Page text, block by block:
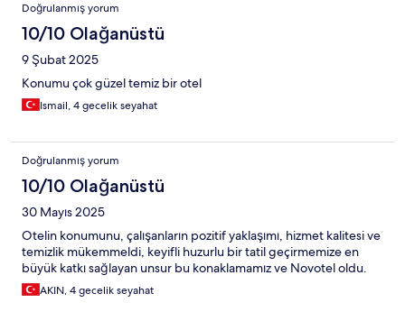
Doğrulanmış yorum
10/10 Olağanüstü
9 Şubat 2025
Konumu çok güzel temiz bir otel
Ismail, 4 gecelik seyahat
Doğrulanmış yorum
10/10 Olağanüstü
30 Mayıs 2025
Otelin konumunu, çalışanların pozitif yaklaşımı, hizmet kalitesi ve
temizlik mükemmeldi, keyifli huzurlu bir tatil geçirmemize en
büyük katkı sağlayan unsur bu konaklamamız ve Novotel oldu.
AKIN, 4 gecelik seyahat